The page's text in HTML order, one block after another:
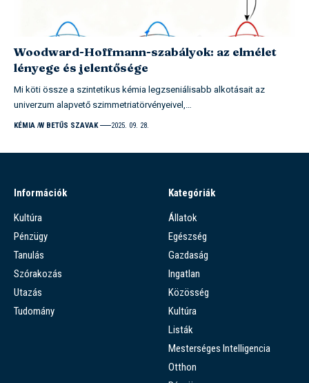
Woodward-Hoffmann-szabályok: az elmélet
lényege és jelentősége
Mi köti össze a szintetikus kémia legzseniálisabb alkotásait az
univerzum alapvető szimmetriatörvényeivel,…
KÉMIA W BETŰS SZAVAK 2025. 09. 28.
Információk
Kultúra
Pénzügy
Tanulás
Szórakozás
Utazás
Tudomány
Kategóriák
Állatok
Egészség
Gazdaság
Ingatlan
Közösség
Kultúra
Listák
Mesterséges Intelligencia
Otthon